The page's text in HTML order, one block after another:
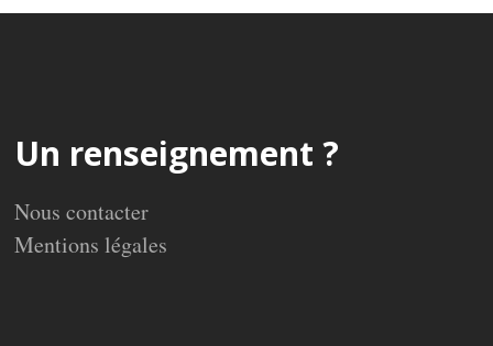
Un renseignement ?
Nous contacter
Mentions légales